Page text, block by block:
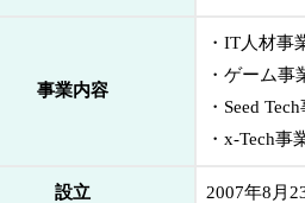
事業内容
・IT人材事
・ゲーム事
・Seed
・x-Tech事
設立 2007年8月